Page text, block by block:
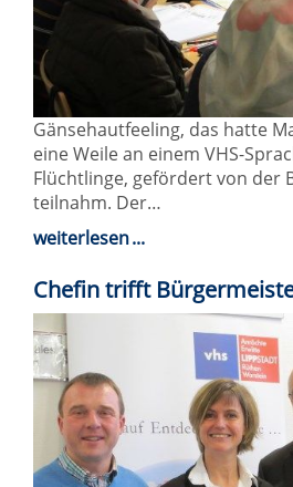
Gänsehautfeeling, das hatte
eine Weile an einem VHS-
Flüchtlinge, gefördert von der
teilnahm. Der…
weiterlesen
Chefin trifft